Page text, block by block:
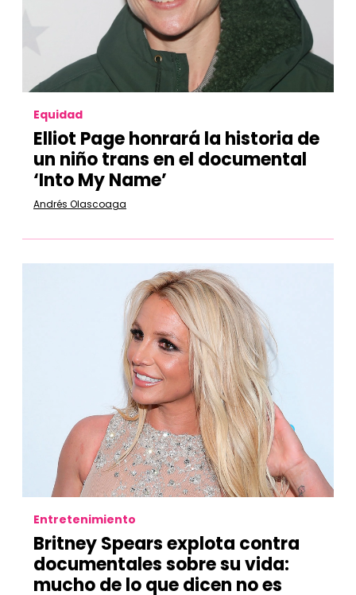
Equidad
Elliot Page honrará la historia de
un niño trans en el documental
‘Into My Name’
Andrés Olascoaga
Entretenimiento
Britney Spears explota contra
documentales sobre su vida:
mucho de lo que dicen no es